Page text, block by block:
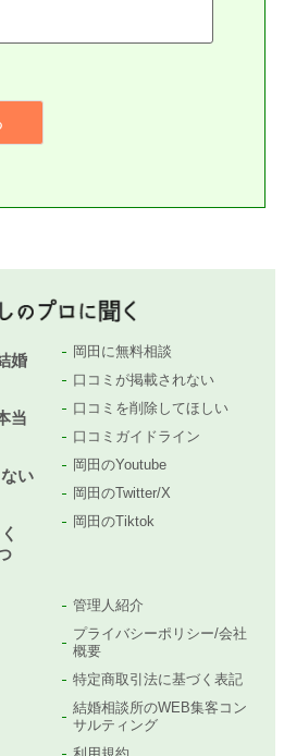
婚
当
い
岡田に無料相談
口コミが掲載されない
口コミを削除してほしい
口コミガイドライン
岡田のYoutube
岡田のTwitter/X
岡田のTiktok
管理人紹介
プライバシーポリシー/会社
概要
特定商取引法に基づく表記
結婚相談所のWEB集客コン
サルティング